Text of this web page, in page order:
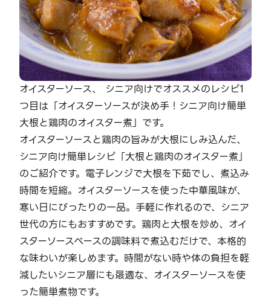
オイスターソース、 シニア向けでオススメのレシピ1
つ目は「オイスターソースが決め手！シニア向け簡単
大根と鶏肉のオイスター煮」です。
オイスターソースと鶏肉の旨みが大根にしみ込んだ、
シニア向け簡単レシピ「大根と鶏肉のオイスター煮」
のご紹介です。電子レンジで大根を下茹でし、煮込み
時間を短縮。オイスターソースを使った中華風味が、
寒い日にぴったりの一品。手軽に作れるので、シニア
世代の方にもおすすめです。鶏肉と大根を炒め、オイ
スターソースベースの調味料で煮込むだけで、本格的
な味わいが楽しめます。時間がない時や体の負担を軽
減したいシニア層にも最適な、オイスターソースを使
った簡単煮物です。